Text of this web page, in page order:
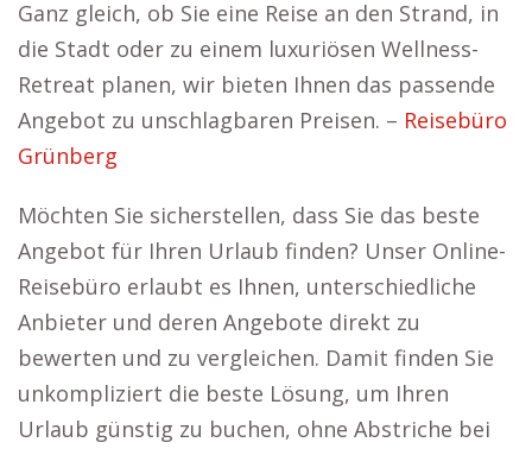
Ganz gleich, ob Sie eine Reise an den Strand, in
die Stadt oder zu einem luxuriösen Wellness-
Retreat planen, wir bieten Ihnen das passende
Angebot zu unschlagbaren Preisen. – Reisebüro
Grünberg
Möchten Sie sicherstellen, dass Sie das beste
Angebot für Ihren Urlaub finden? Unser Online-
Reisebüro erlaubt es Ihnen, unterschiedliche
Anbieter und deren Angebote direkt zu
bewerten und zu vergleichen. Damit finden Sie
unkompliziert die beste Lösung, um Ihren
Urlaub günstig zu buchen, ohne Abstriche bei